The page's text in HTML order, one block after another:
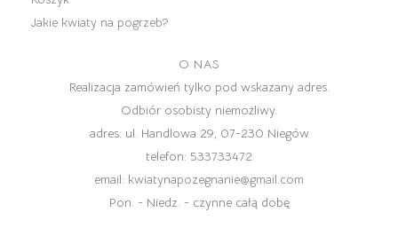
Jakie kwiaty na pogrzeb?
O NAS
Realizacja zamówień tylko pod wskazany adres.
Odbiór osobisty niemożliwy.
adres: ul. Handlowa 29, 07-230 Niegów
telefon: 533733472
email: kwiatynapozegnanie@gmail.com
Pon. - Niedz. - czynne całą dobę